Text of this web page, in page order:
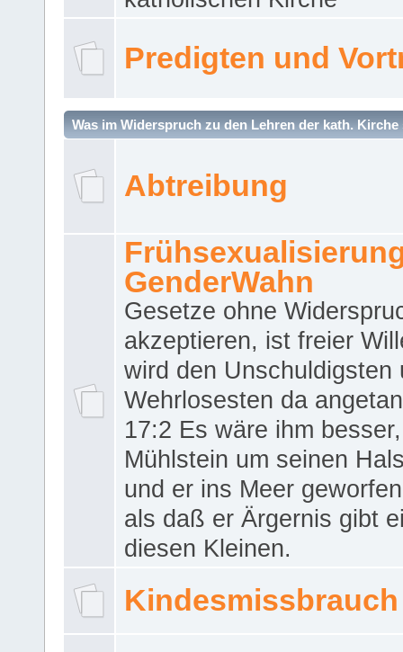
Predigten und
Was im Widerspruch zu den Lehren der kath. Kirche
Abtreibung
GenderWahn
Gesetze ohne
akzeptieren, ist freier
wird den Unschuldigsten
Wehrlosesten da
17:2 Es wäre ihm
Mühlstein um seinen
und er ins Meer
als daß er Ärgernis gibt
diesen Kleinen.
Kindesmissbrauch